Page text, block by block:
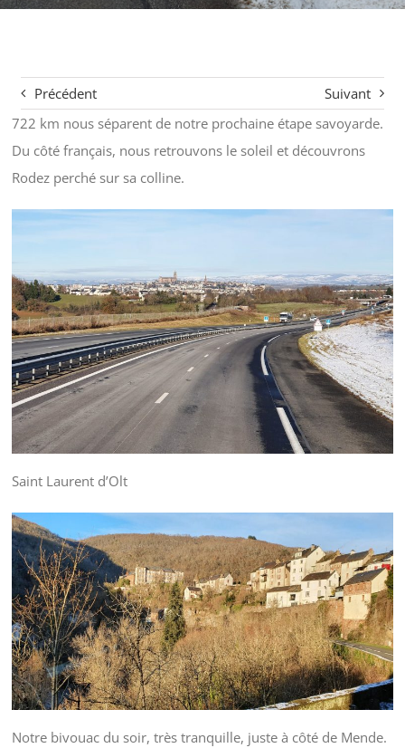
Précédent
Suivant
722 km nous séparent de notre prochaine étape savoyarde.
Du côté français, nous retrouvons le soleil et découvrons
Rodez perché sur sa colline.
Saint Laurent d’Olt
Notre bivouac du soir, très tranquille, juste à côté de Mende.